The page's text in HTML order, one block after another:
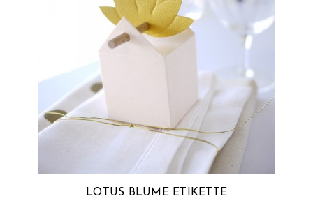
LOTUS BLUME ETIKETTE